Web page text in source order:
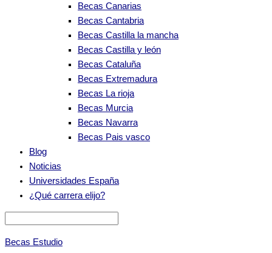
Becas Canarias
Becas Cantabria
Becas Castilla la mancha
Becas Castilla y león
Becas Cataluña
Becas Extremadura
Becas La rioja
Becas Murcia
Becas Navarra
Becas Pais vasco
Blog
Noticias
Universidades España
¿Qué carrera elijo?
Becas Estudio